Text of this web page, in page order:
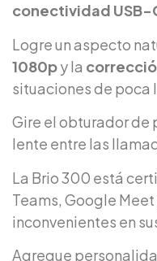
conectividad USB-
Logre un aspecto
1080py la
situaciones de poca
Gire el obturador de
lente entre las
La Brio 300 está
Teams, Google
inconvenientes en
Agregue